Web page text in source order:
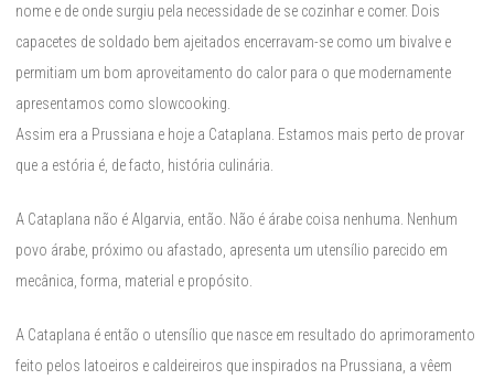
nome e de onde surgiu pela necessidade de se cozinhar e comer. Dois
capacetes de soldado bem ajeitados encerravam-se como um bivalve e
permitiam um bom aproveitamento do calor para o que modernamente
apresentamos como slowcooking.
Assim era a Prussiana e hoje a Cataplana. Estamos mais perto de provar
que a estória é, de facto, história culinária.
A Cataplana não é Algarvia, então. Não é árabe coisa nenhuma. Nenhum
povo árabe, próximo ou afastado, apresenta um utensílio parecido em
mecânica, forma, material e propósito.
A Cataplana é então o utensílio que nasce em resultado do aprimoramento
feito pelos latoeiros e caldeireiros que inspirados na Prussiana, a vêem